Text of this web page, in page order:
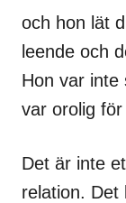
och hon lät
leende och
Hon var inte
var orolig
Det är inte
relation. Det